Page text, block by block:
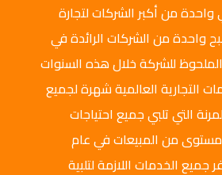
أوتو جروب عام 2008م، وهي واحدة من أكبر الشركات لتجارة
واحدة من الشركات الرائدة في
للشركة خلال هذه السنوات
التجارية العالمية شهرة لجميع
التي تلبي جميع احتياجات
مستوى من المبيعات في عام
جميع الخدمات اللازمة لتلبية